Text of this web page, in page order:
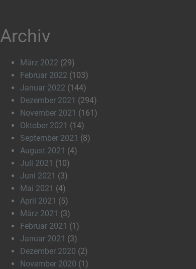
Archiv
März 2022 (29)
Februar 2022 (103)
Januar 2022 (144)
Dezember 2021 (294)
November 2021 (161)
Oktober 2021 (14)
September 2021 (8)
August 2021 (4)
Juli 2021 (10)
Juni 2021 (3)
Mai 2021 (4)
April 2021 (5)
März 2021 (3)
Februar 2021 (1)
Januar 2021 (3)
Dezember 2020 (2)
November 2020 (1)